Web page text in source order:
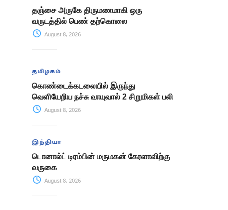
தஞ்சை அருகே திருமணமாகி ஒரு
வருடத்தில் பெண் தற்கொலை
August 8, 2026
தமிழகம்
கொண்டைக்கடலையில் இருந்து
வெளியேறிய நச்சு வாயுவால் 2 சிறுமிகள் பலி
August 8, 2026
இந்தியா
டொனால்ட் டிரம்பின் மருமகன் கேரளாவிற்கு
வருகை
August 8, 2026